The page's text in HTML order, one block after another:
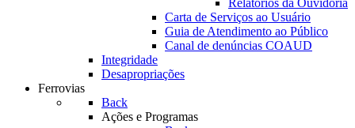
Relatórios da Ouvidoria
Carta de Serviços ao Usuário
Guia de Atendimento ao Público
Canal de denúncias COAUD
Integridade
Desapropriações
Ferrovias
Back
Ações e Programas